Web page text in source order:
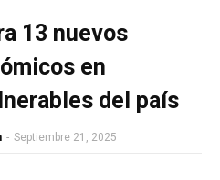
13 nuevos
en
del país
- Septiembre 21, 2025